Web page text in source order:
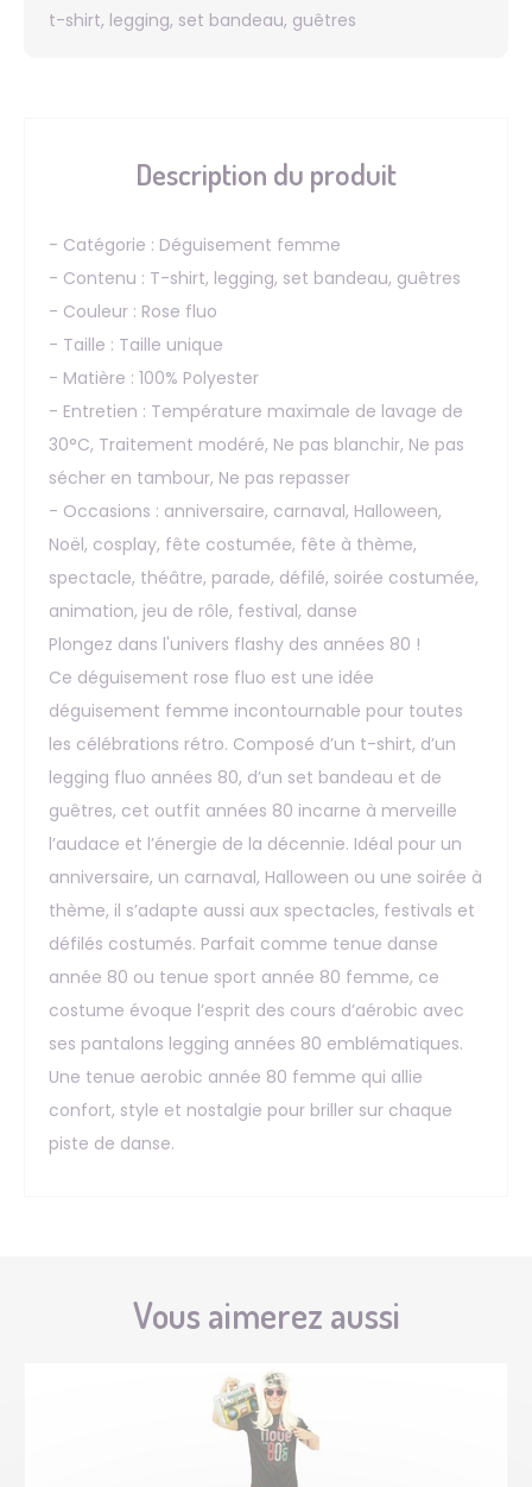
t-shirt, legging, set bandeau, guêtres
Description du produit
- Catégorie : Déguisement femme
- Contenu : T-shirt, legging, set bandeau, guêtres
- Couleur : Rose fluo
- Taille : Taille unique
- Matière : 100% Polyester
- Entretien : Température maximale de lavage de
30°C, Traitement modéré, Ne pas blanchir, Ne pas
sécher en tambour, Ne pas repasser
- Occasions : anniversaire, carnaval, Halloween,
Noël, cosplay, fête costumée, fête à thème,
spectacle, théâtre, parade, défilé, soirée costumée,
animation, jeu de rôle, festival, danse
Plongez dans l'univers flashy des années 80 !
Ce déguisement rose fluo est une idée
déguisement femme incontournable pour toutes
les célébrations rétro. Composé d’un t-shirt, d’un
legging fluo années 80, d’un set bandeau et de
guêtres, cet outfit années 80 incarne à merveille
l’audace et l’énergie de la décennie. Idéal pour un
anniversaire, un carnaval, Halloween ou une soirée à
thème, il s’adapte aussi aux spectacles, festivals et
défilés costumés. Parfait comme tenue danse
année 80 ou tenue sport année 80 femme, ce
costume évoque l’esprit des cours d’aérobic avec
ses pantalons legging années 80 emblématiques.
Une tenue aerobic année 80 femme qui allie
confort, style et nostalgie pour briller sur chaque
piste de danse.
Vous aimerez aussi